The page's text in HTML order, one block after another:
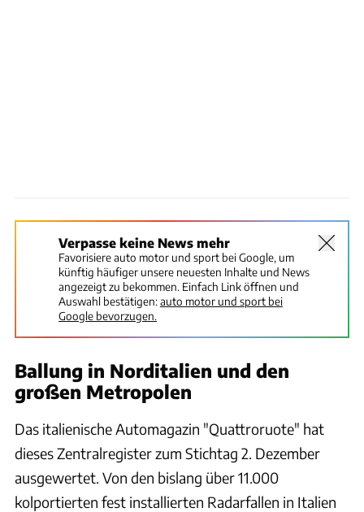
Verpasse keine News mehr
Favorisiere auto motor und sport bei Google, um
künftig häufiger unsere neuesten Inhalte und News
angezeigt zu bekommen. Einfach Link öffnen und
Auswahl bestätigen:auto motor und sport bei
Google bevorzugen.
Ballung in Norditalien und den
großen Metropolen
Das italienische Automagazin "Quattroruote" hat
dieses Zentralregister zum Stichtag 2. Dezember
ausgewertet. Von den bislang über 11.000
kolportierten fest installierten Radarfallen in Italien